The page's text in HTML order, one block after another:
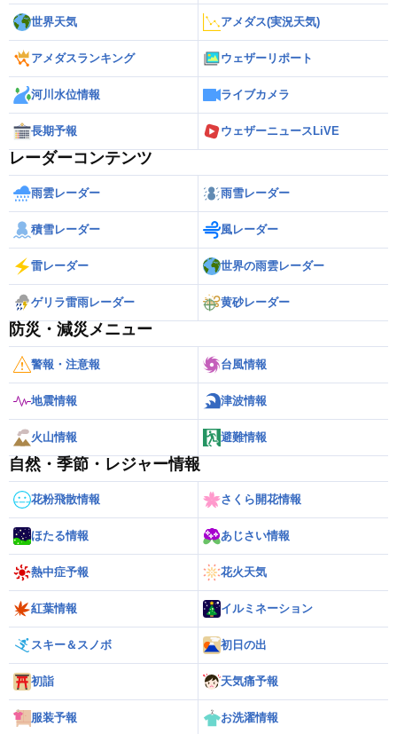
世界天気 アメダス(実況天気)
アメダスランキング ウェザーリポート
河川水位情報 ライブカメラ
長期予報 ウェザーニュースLiVE
レーダーコンテンツ
雨雲レーダー 雨雪レーダー
積雪レーダー 風レーダー
雷レーダー 世界の雨雲レーダー
ゲリラ雷雨レーダー 黄砂レーダー
防災・減災メニュー
警報・注意報 台風情報
地震情報 津波情報
火山情報 避難情報
自然・季節・レジャー情報
花粉飛散情報 さくら開花情報
ほたる情報 あじさい情報
熱中症予報 花火天気
紅葉情報 イルミネーション
スキー＆スノボ 初日の出
初詣 天気痛予報
服装予報 お洗濯情報